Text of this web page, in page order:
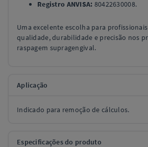
Registro ANVISA: 80422630008.
Uma excelente escolha para
qualidade, durabilidade e precisão nos
raspagem supragengival.
Aplicação
Indicado para remoção de cálculos.
Especificações do produto